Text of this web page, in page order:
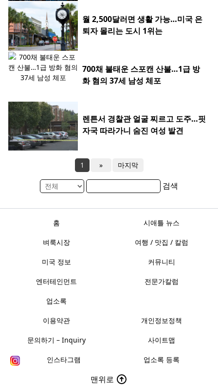
월 2,500달러면 생활 가능…미국 은
퇴자 몰리는 도시 1위는
700채 불태운 스포캔 산불…1급 방
화 혐의 37세 남성 체포
렌튼서 경찰관 얼굴 찌르고 도주…핏
자국 따라가니 숨진 여성 발견
1 » 마지막
검색
홈 시애틀 뉴스
벼룩시장 여행 / 맛집 / 칼럼
미국 정보 커뮤니티
엔터테인먼트 전문가칼럼
업소록
이용약관 개인정보정책
문의하기 – Inquiry 사이트맵
인스타그램 업소록 등록
맨위로